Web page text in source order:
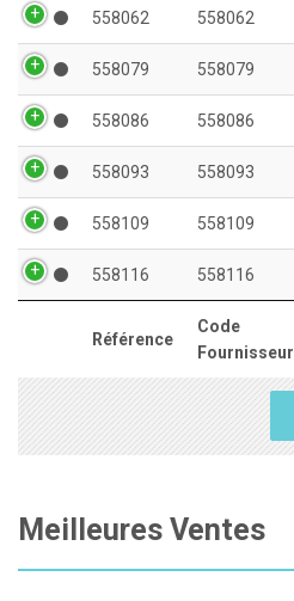
Référence
Code
Fournisseur
558062 558062
558079 558079
558086 558086
558093 558093
558109 558109
558116 558116
Meilleures Ventes